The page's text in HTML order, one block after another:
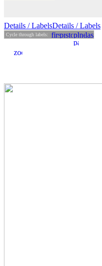
Details / LabelsDetails /Labels
Cycle through labels: